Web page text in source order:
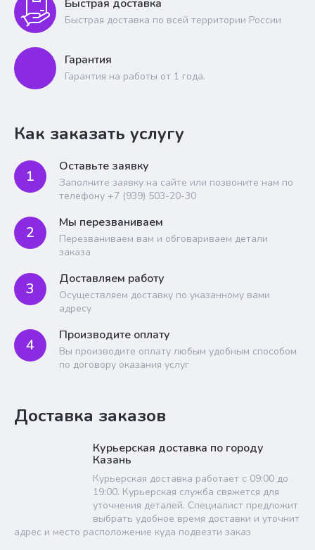
Быстрая доставка
Быстрая доставка по всей территории России
Гарантия
Гарантия на работы от 1 года.
Как заказать услугу
1
Оставьте заявку
Заполните заявку на сайте или позвоните нам по
телефону +7 (939) 503-20-30
2
Мы перезваниваем
Перезваниваем вам и обговариваем детали
заказа
3
Доставляем работу
Осуществляем доставку по указанному вами
адресу
4
Производите оплату
Вы производите оплату любым удобным способом
по договору оказания услуг
Доставка заказов
Курьерская доставка по городу
Казань
Курьерская доставка работает с 09:00 до
19:00. Курьерская служба свяжется для
уточнения деталей. Специалист предложит
выбрать удобное время доставки и уточнит
адрес и место расположение куда подвезти заказ